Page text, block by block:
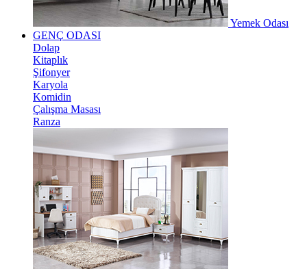
Yemek Odası
GENÇ ODASI
Dolap
Kitaplık
Şifonyer
Karyola
Komidin
Çalışma Masası
Ranza